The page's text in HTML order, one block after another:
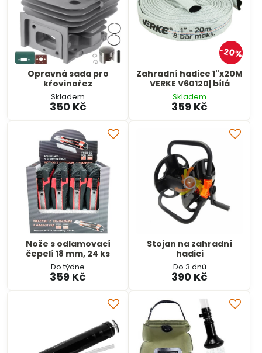
Opravná sada pro
křovinořez
Skladem
350 Kč
20%
Zahradní hadice 1"x20M
VERKE V60120| bílá
Skladem
359 Kč
Nože s odlamovací
čepelí 18 mm, 24 ks
Do týdne
359 Kč
Stojan na zahradní
hadici
Do 3 dnů
390 Kč